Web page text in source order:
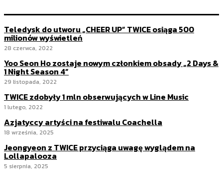
Teledysk do utworu „CHEER UP” TWICE osiąga 500
milionów wyświetleń
28 czerwca, 2022
Yoo Seon Ho zostaje nowym członkiem obsady „2 Days &
1 Night Season 4”
29 listopada, 2022
TWICE zdobyły 1 mln obserwujących w Line Music
1 lutego, 2022
Azjatyccy artyści na festiwalu Coachella
18 września, 2025
Jeongyeon z TWICE przyciąga uwagę wyglądem na
Lollapalooza
5 sierpnia, 2025